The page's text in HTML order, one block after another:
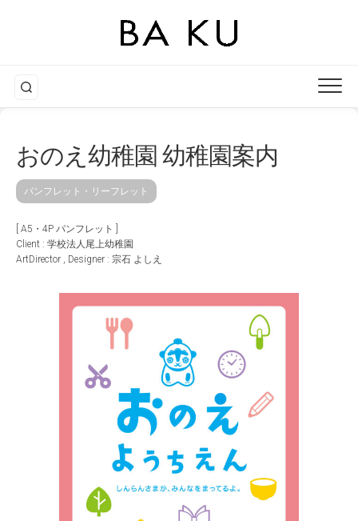
おのえ幼稚園 幼稚園案内
パンフレット・リーフレット
[ A5・4P パンフレット ]
Client : 学校法人尾上幼稚園
ArtDirector , Designer : 宗石 よしえ